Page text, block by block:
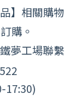
】相關購物
購。
夢工場聯繫
17:30)